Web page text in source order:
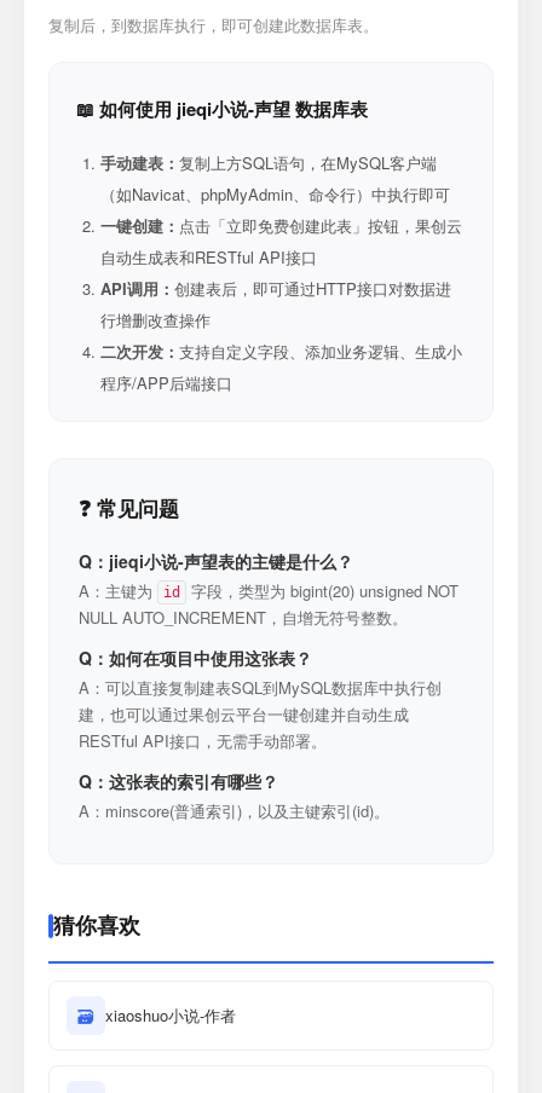
复制后，到数据库执行，即可创建此数据库表。
📖 如何使用 jieqi小说-声望 数据库表
手动建表： 复制上方SQL语句，在MySQL客户端
（如Navicat、phpMyAdmin、命令行）中执行即可
一键创建： 点击「立即免费创建此表」按钮，果创云
自动生成表和RESTful API接口
API调用： 创建表后，即可通过HTTP接口对数据进
行增删改查操作
二次开发： 支持自定义字段、添加业务逻辑、生成小
程序/APP后端接口
❓ 常见问题
Q：jieqi小说-声望表的主键是什么？
A：主键为 id
字段，类型为 bigint(20) unsigned NOT
NULL AUTO_INCREMENT，自增无符号整数。
Q：如何在项目中使用这张表？
A：可以直接复制建表SQL到MySQL数据库中执行创
建，也可以通过果创云平台一键创建并自动生成
RESTful API接口，无需手动部署。
Q：这张表的索引有哪些？
A：minscore(普通索引)，以及主键索引(id)。
猜你喜欢
🗃 xiaoshuo小说-作者